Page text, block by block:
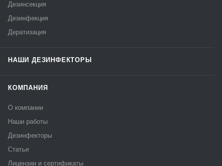
Дезинсекция
Дезинфекция
Дератизация
НАШИ ДЕЗИНФЕКТОРЫ
КОМПАНИЯ
О компании
Наши работы
Дезинфекторы
Статьи
Лицензии и сертификаты